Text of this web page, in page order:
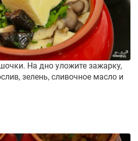
На дно уложите зажарку,
зелень, сливочное масло и